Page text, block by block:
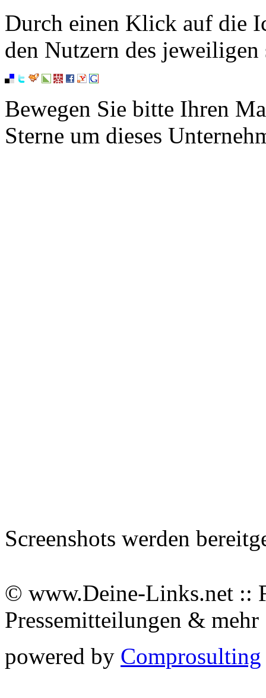
Durch einen Klick auf die
den Nutzern des
Bewegen Sie bitte Ihren
Sterne um dieses
Screenshots werden
© www.Deine-Links.net ::
Pressemitteilungen &
powered by Comprosulting